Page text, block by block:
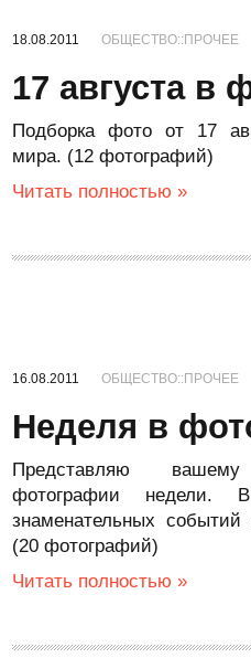
18.08.2011 ОБЩЕСТВО::ПРОЧЕЕ
17 августа в
Подборка фото от 17
мира. (12 фотографий)
Читать полностью »
16.08.2011 ОБЩЕСТВО::ПРОЧЕЕ
Неделя в
Представляю
фотографии недели.
знаменательных
(20 фотографий)
Читать полностью »